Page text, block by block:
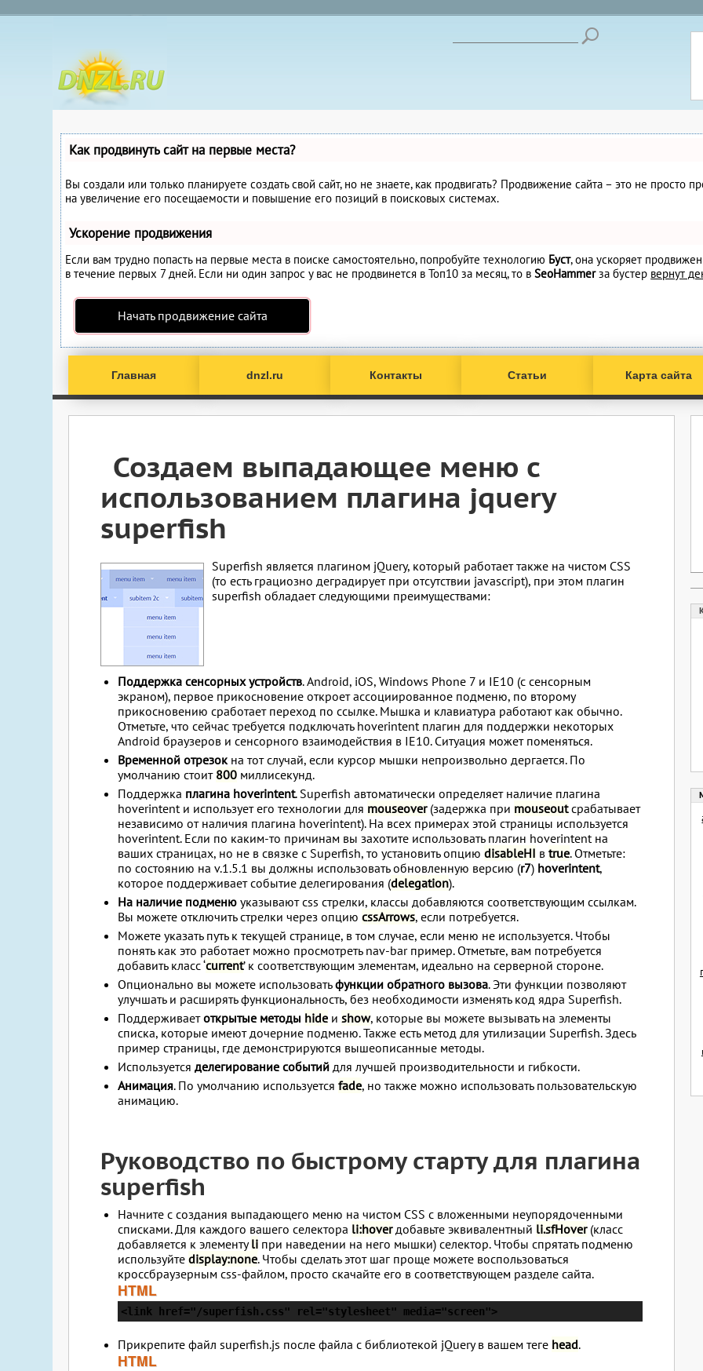
Как продвинуть сайт на первые места?
Вы создали или только планируете создать свой сайт, но не знаете, как продвигать? Продвижение сайта – это не просто
на увеличение его посещаемости и повышение его позиций в поисковых системах.
Ускорение продвижения
Если вам трудно попасть на первые места в поиске самостоятельно, попробуйте технологию Буст, она ускоряет
в течение первых 7 дней. Если ни один запрос у вас не продвинется в Топ10 за месяц, то вSeoHammerза бустер вернут
Начать продвижение сайта
Главная dnzl.ru Контакты Статьи Карта сайта
Создаем выпадающее меню с
использованием плагина jquery
superfish
Superfish является плагином jQuery, который работает также на чистом CSS
(то есть грациозно деградирует при отсутствии javascript), при этом плагин
superfish обладает следующими преимуществами:
Поддержка сенсорных устройств. Android, iOS, Windows Phone 7 и IE10 (с сенсорным
экраном), первое прикосновение откроет ассоциированное подменю, по второму
прикосновению сработает переход по ссылке. Мышка и клавиатура работают как обычно.
Отметьте, что сейчас требуется подключать hoverintent плагин для поддержки некоторых
Android браузеров и сенсорного взаимодействия в IE10. Ситуация может поменяться.
Временной отрезокна тот случай, если курсор мышки непроизвольно дергается. По
умолчанию стоит 800 миллисекунд.
Поддержка плагина hoverintent. Superfish автоматически определяет наличие плагина
hoverintent и использует его технологии для mouseover(задержка при mouseoutсрабатывает
независимо от наличия плагина hoverintent). На всех примерах этой страницы используется
hoverintent. Если по каким-то причинам вы захотите использовать плагин hoverintent на
ваших страницах, но не в связке с Superfish, то установить опциюdisableHI вtrue. Отметьте:
по состоянию на v.1.5.1 вы должны использовать обновленную версию (r7) hoverintent,
которое поддерживает событие делегирования (delegation).
На наличие подменю указывают css стрелки, классы добавляются соответствующим ссылкам.
Вы можете отключить стрелки через опциюcssArrows, если потребуется.
Можете указать путь к текущей странице, в том случае, если меню не используется. Чтобы
понять как это работает можно просмотреть nav-bar пример. Отметьте, вам потребуется
добавить класс ‘current’ к соответствующим элементам, идеально на серверной стороне.
Опционально вы можете использоватьфункции обратного вызова. Эти функции позволяют
улучшать и расширять функциональность, без необходимости изменять код ядра Superfish.
Поддерживаетоткрытые методы hide иshow, которые вы можете вызывать на элементы
списка, которые имеют дочерние подменю. Также есть метод для утилизации Superfish. Здесь
пример страницы, где демонстрируются вышеописанные методы.
Используетсяделегирование событий для лучшей производительности и гибкости.
Анимация. По умолчанию используетсяfade, но также можно использовать пользовательскую
анимацию.
Руководство по быстрому старту для плагина
superfish
Начните с создания выпадающего меню на чистом CSS с вложенными неупорядоченными
списками. Для каждого вашего селектора li:hoverдобавьте эквивалентный li.sfHover(класс
добавляется к элементуli при наведении на него мышки) селектор. Чтобы спрятать подменю
используйтеdisplay:none. Чтобы сделать этот шаг проще можете воспользоваться
кроссбраузерным css-файлом, просто скачайте его в соответствующем разделе сайта.
HTML
<link href="/superfish.css" rel="stylesheet" media="screen">
Прикрепите файл superfish.js после файла с библиотекой jQuery в вашем теге head.
HTML